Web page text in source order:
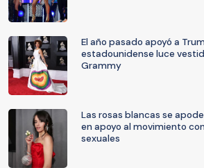
El año pasado apoyó a
estadounidense luce
Grammy
Las rosas blancas se
en apoyo al movimiento
sexuales